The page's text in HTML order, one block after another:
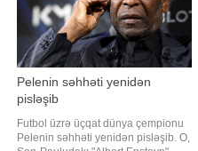
Pelenin səhhəti yenidən
pisləşib
Futbol üzrə üçqat dünya çempionu
Pelenin səhhəti yenidən pisləşib. O,